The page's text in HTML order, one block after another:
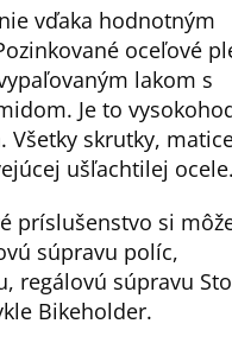
vďaka hodnotným
oceľové
lakom s
Je to
Všetky skrutky,
ušľachtilej ocele.
príslušenstvo si
súpravu políc,
regálovú súpravu
Bikeholder.